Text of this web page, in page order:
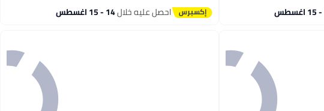
احصل عليه خلال14 - 15 اغسطس